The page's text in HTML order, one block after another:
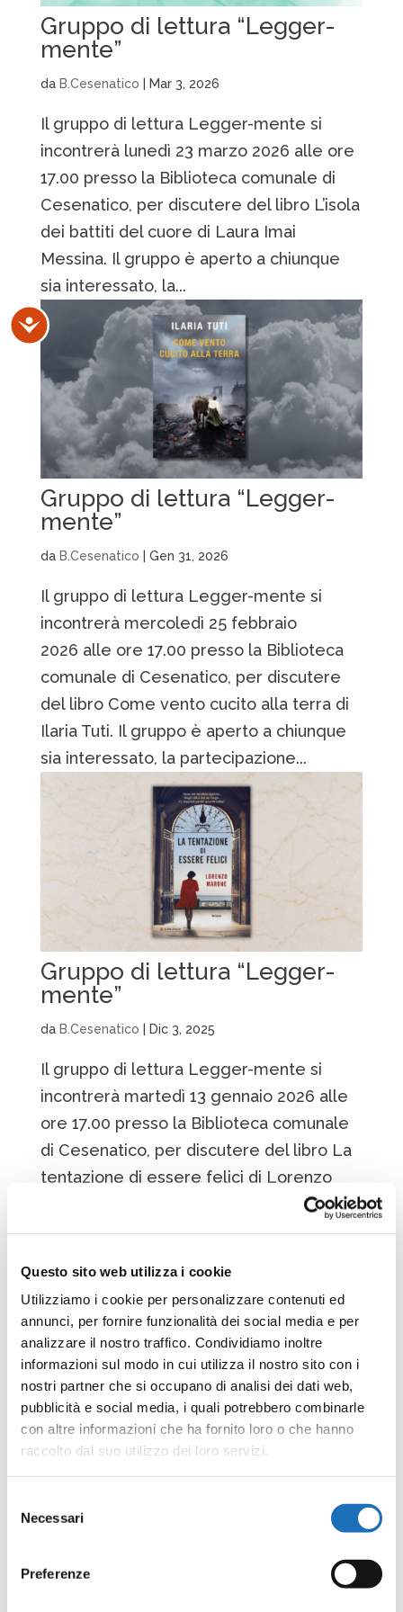
Questo sito web utilizza i cookie
Utilizziamo i cookie per personalizzare contenuti ed
annunci, per fornire funzionalità dei social media e per
analizzare il nostro traffico. Condividiamo inoltre
informazioni sul modo in cui utilizza il nostro sito con i
nostri partner che si occupano di analisi dei dati web,
pubblicità e social media, i quali potrebbero combinarle
con altre informazioni che ha fornito loro o che hanno
raccolto dal suo utilizzo dei loro servizi.
delNecessari
Preferenze
Accessibilità
Gruppo di lettura “Legger-
mente”
da B.Cesenatico Mar 3, 2026
Il gruppo di lettura Legger-mente si
incontrerà lunedì 23 marzo 2026 alle ore
17.00 presso la Biblioteca comunale di
Cesenatico, per discutere del libro L’isola
dei battiti del cuore di Laura Imai
Messina. Il gruppo è aperto a chiunque
sia interessato, la...
Gruppo di lettura “Legger-
mente”
da B.Cesenatico Gen 31, 2026
Il gruppo di lettura Legger-mente si
incontrerà mercoledì 25 febbraio
2026 alle ore 17.00 presso la Biblioteca
comunale di Cesenatico, per discutere
del libro Come vento cucito alla terra di
Ilaria Tuti. Il gruppo è aperto a chiunque
sia interessato, la partecipazione...
Gruppo di lettura “Legger-
mente”
da B.Cesenatico Dic 3, 2025
Il gruppo di lettura Legger-mente si
incontrerà martedì 13 gennaio 2026 alle
ore 17.00 presso la Biblioteca comunale
di Cesenatico, per discutere del libro La
tentazione di essere felici di Lorenzo
Marone. Il gruppo è aperto a chiunque sia
interessato, la...
Presentazione libro di
presenta in Galleria comunale il suo libro